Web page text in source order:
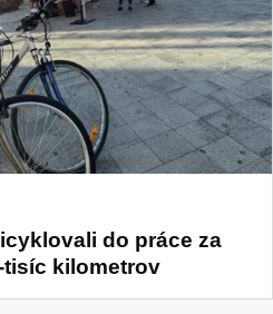
do práce za
tisíc kilometrov